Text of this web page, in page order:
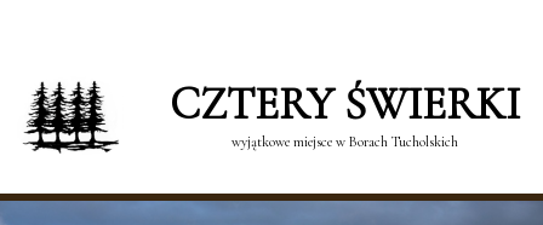
CZTERY ŚWIERKI
wyjątkowe miejsce w Borach Tucholskich